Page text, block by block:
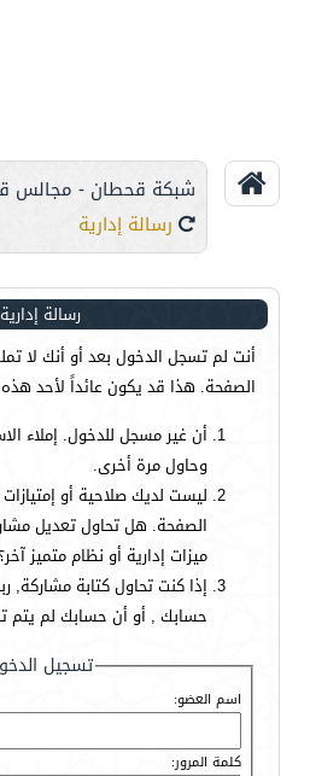
شبكة قحطان - مجالس
رسالة إدارية
رسالة إدارية
أنت لم تسجل الدخول بعد أو أنك لا
الصفحة. هذا قد يكون عائداً لأحد هذه
أن غير مسجل للدخول. إملاء
وحاول مرة أخرى.
ليست لديك صلاحية أو
الصفحة. هل تحاول تعديل
ميزات إدارية أو نظام متميز
إذا كنت تحاول كتابة مشاركة,
حسابك , أو أن حسابك لم يتم
تسجيل
اسم العضو:
كلمة المرور: